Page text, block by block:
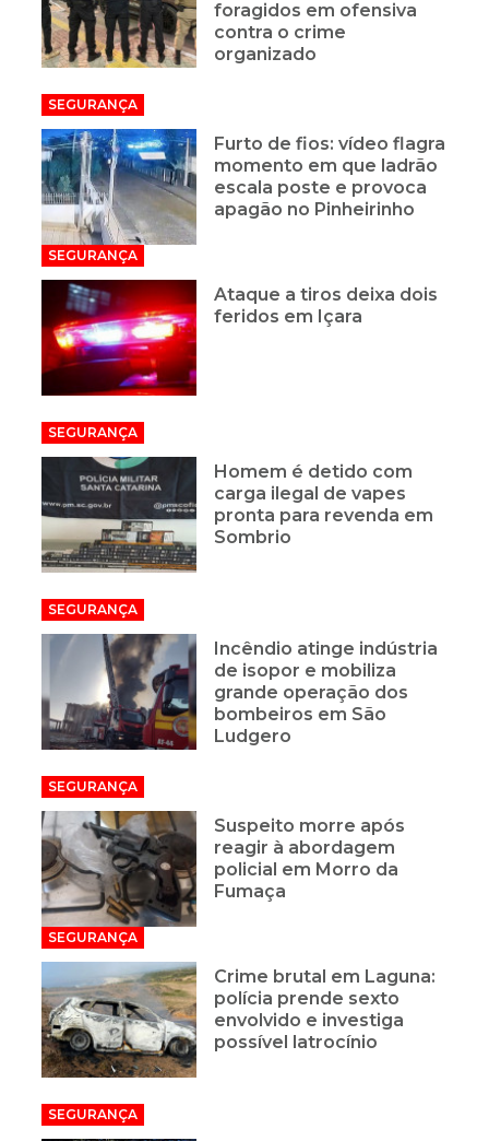
foragidos em ofensiva
contra o crime
organizado
SEGURANÇA
Furto de fios: vídeo flagra
momento em que ladrão
escala poste e provoca
apagão no Pinheirinho
SEGURANÇA
Ataque a tiros deixa dois
feridos em Içara
SEGURANÇA
Homem é detido com
carga ilegal de vapes
pronta para revenda em
Sombrio
SEGURANÇA
Incêndio atinge indústria
de isopor e mobiliza
grande operação dos
bombeiros em São
Ludgero
SEGURANÇA
Suspeito morre após
reagir à abordagem
policial em Morro da
Fumaça
SEGURANÇA
Crime brutal em Laguna:
polícia prende sexto
envolvido e investiga
possível latrocínio
SEGURANÇA